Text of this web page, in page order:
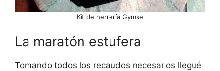
Kit de herrería Gymse
La maratón estufera
Tomando todos los recaudos necesarios llegué